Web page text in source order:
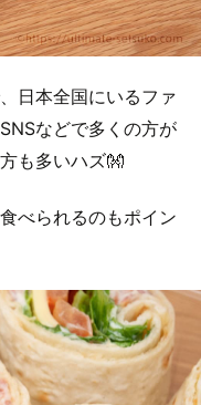
日本全国にいるファ
などで多くの方が
も多いハズ👐
べられるのもポイン